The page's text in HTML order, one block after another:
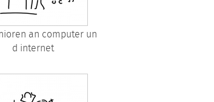
an computer un
d internet